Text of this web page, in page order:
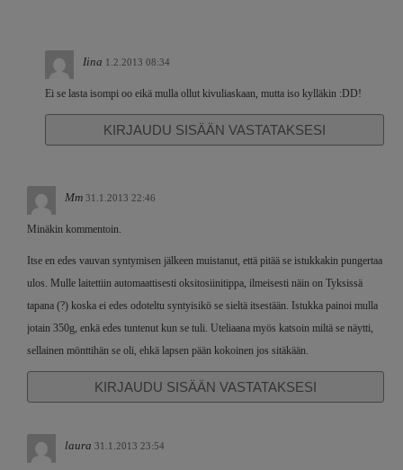
Iina 1.2.2013 08:34
Ei se lasta isompi oo eikä mulla ollut kivuliaskaan, mutta iso kylläkin :DD!
KIRJAUDU SISÄÄN VASTATAKSESI
Mm 31.1.2013 22:46
Minäkin kommentoin.
Itse en edes vauvan syntymisen jälkeen muistanut, että pitää se istukkakin pungertaa
ulos. Mulle laitettiin automaattisesti oksitosiinitippa, ilmeisesti näin on Tyksissä
tapana (?) koska ei edes odoteltu syntyisikö se sieltä itsestään. Istukka painoi mulla
jotain 350g, enkä edes tuntenut kun se tuli. Uteliaana myös katsoin miltä se näytti,
sellainen mönttihän se oli, ehkä lapsen pään kokoinen jos sitäkään.
KIRJAUDU SISÄÄN VASTATAKSESI
laura 31.1.2013 23:54